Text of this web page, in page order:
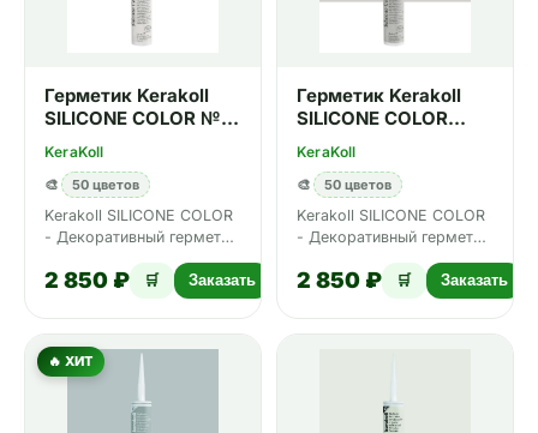
Герметик Kerakoll
SILICONE COLOR №01
KeraKoll
🎨 50 цветов
Kerakoll SILICONE COLOR
- Декоративный герметик
цветов Design. <
2 850 ₽ 🛒 Заказать
Герметик Kerakoll
SILICONE COLOR
KeraKoll
🎨 50 цветов
Kerakoll SILICONE COLOR
- Декоративный герметик
цветов Design. <
2 850 ₽ 🛒 Заказать
🔥 ХИТ